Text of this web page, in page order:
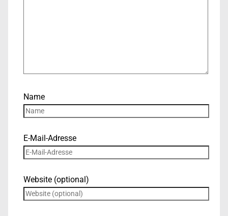
Name
E-Mail-Adresse
Website (optional)